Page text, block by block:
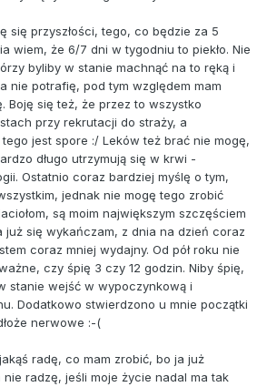
się przyszłości, tego, co będzie za 5
wiem, że 6/7 dni w tygodniu to piekło. Nie
byliby w stanie machnąć na to ręką i
nie potrafię, pod tym względem mam
Boję się też, że przez to wszystko
przy rekrutacji do straży, a
jest spore :/ Leków też brać nie mogę,
długo utrzymują się w krwi -
Ostatnio coraz bardziej myślę o tym,
jednak nie mogę tego zrobić
są moim największym szczęściem
już się wykańczam, z dnia na dzień coraz
coraz mniej wydajny. Od pół roku nie
czy śpię 3 czy 12 godzin. Niby śpię,
stanie wejść w wypoczynkową i
Dodatkowo stwierdzono u mnie początki
nerwowe :-(
radę, co mam zrobić, bo ja już
radzę, jeśli moje życie nadal ma tak